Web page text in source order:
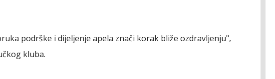
podrške i dijeljenje apela znači korak bliže ozdravljenju",
kluba.